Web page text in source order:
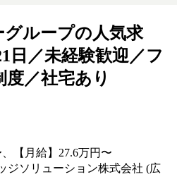
グループの人気求
日／未経験歓迎／フ
／社宅あり
、【月給】27.6万円〜
ジソリューション株式会社 (広